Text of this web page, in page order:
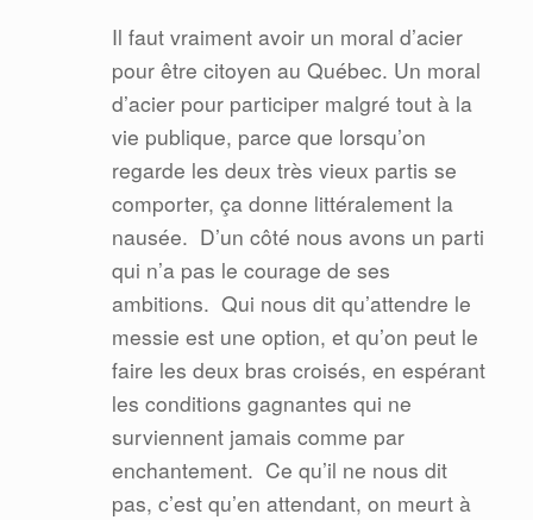
Il faut vraiment avoir un moral d’acier
pour être citoyen au Québec. Un moral
d’acier pour participer malgré tout à la
vie publique, parce que lorsqu’on
regarde les deux très vieux partis se
comporter, ça donne littéralement la
nausée. D’un côté nous avons un parti
qui n’a pas le courage de ses
ambitions. Qui nous dit qu’attendre le
messie est une option, et qu’on peut le
faire les deux bras croisés, en espérant
les conditions gagnantes qui ne
surviennent jamais comme par
enchantement. Ce qu’il ne nous dit
pas, c’est qu’en attendant, on meurt à